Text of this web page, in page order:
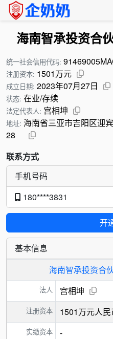
海南智承投资合
统一社会信用代码:
注册资本: 1501万元
成立日期: 2023年07月27日
状态: 在业/存续
法定代表人: 宫相坤
地址: 海南省三亚市吉阳区迎
28
联系方式
手机号码
180****3831
开
基本信息
海南智承投资合
法人 宫相坤
注册资本 1501万元人民
实缴资本 -